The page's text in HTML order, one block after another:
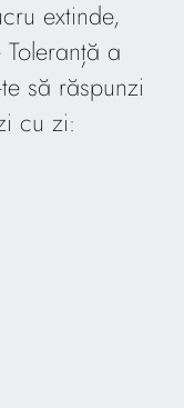
extinde,
a
să răspunzi
cu zi: